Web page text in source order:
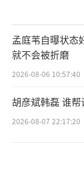
孟庭苇自曝状态
就不会被折磨
2026-08-06 10:57:40
胡彦斌韩磊 谁
2026-08-07 22:17:20